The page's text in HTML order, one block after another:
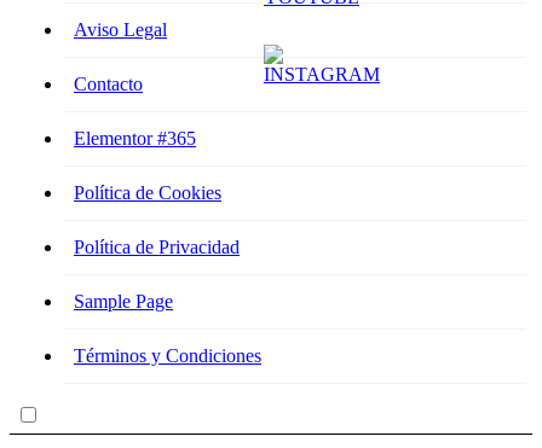
Aviso Legal
Contacto
Elementor #365
Política de Cookies
Política de Privacidad
Sample Page
Términos y Condiciones